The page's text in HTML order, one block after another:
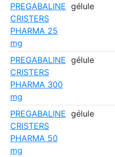
PREGABALINE
CRISTERS
PHARMA 25
mg
gélule
PREGABALINE
CRISTERS
PHARMA 300
mg
gélule
PREGABALINE
CRISTERS
PHARMA 50
mg
gélule